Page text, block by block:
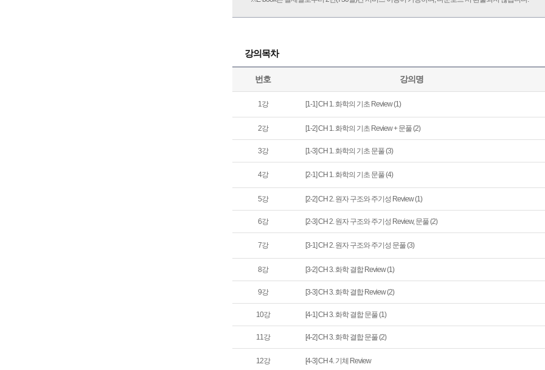
강의목차
번호 강의명
1강 [1-1] CH 1. 화학의 기초 Review (1)
2강 [1-2] CH 1. 화학의 기초 Review + 문풀 (2)
3강 [1-3] CH 1. 화학의 기초 문풀 (3)
4강 [2-1] CH 1. 화학의 기초 문풀 (4)
5강 [2-2] CH 2. 원자 구조와 주기성 Review (1)
6강 [2-3] CH 2. 원자 구조와 주기성 Review, 문풀 (2)
7강 [3-1] CH 2. 원자 구조와 주기성 문풀 (3)
8강 [3-2] CH 3. 화학 결합 Review (1)
9강 [3-3] CH 3. 화학 결합 Review (2)
10강 [4-1] CH 3. 화학 결합 문풀 (1)
11강 [4-2] CH 3. 화학 결합 문풀 (2)
12강 [4-3] CH 4. 기체 Review